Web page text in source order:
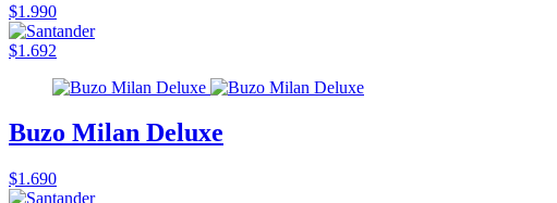
$1.990
$1.692
Buzo Milan Deluxe
$1.690